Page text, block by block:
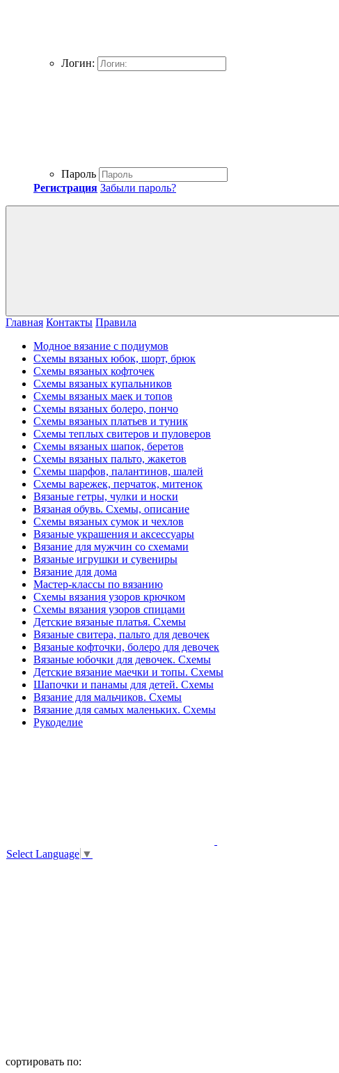
Логин:
Пароль
Регистрация Забыли пароль?
Главная Контакты Правила
Модное вязание с подиумов
Схемы вязаных юбок, шорт, брюк
Схемы вязаных кофточек
Схемы вязаных купальников
Схемы вязаных маек и топов
Схемы вязаных болеро, пончо
Схемы вязаных платьев и туник
Схемы теплых свитеров и пуловеров
Схемы вязаных шапок, беретов
Схемы вязаных пальто, жакетов
Схемы шарфов, палантинов, шалей
Схемы варежек, перчаток, митенок
Вязаные гетры, чулки и носки
Вязаная обувь. Схемы, описание
Схемы вязаных сумок и чехлов
Вязаные украшения и аксессуары
Вязание для мужчин со схемами
Вязаные игрушки и сувениры
Вязание для дома
Мастер-классы по вязанию
Схемы вязания узоров крючком
Схемы вязания узоров спицами
Детские вязаные платья. Схемы
Вязаные свитера, пальто для девочек
Вязаные кофточки, болеро для девочек
Вязаные юбочки для девочек. Схемы
Детские вязание маечки и топы. Схемы
Шапочки и панамы для детей. Схемы
Вязание для мальчиков. Схемы
Вязание для самых маленьких. Схемы
Рукоделие
Select Language ▼
сортировать по: